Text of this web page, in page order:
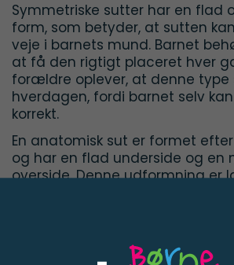
Symmetriske sutter har en flad
form, som betyder, at sutten
veje i barnets mund. Barnet
at få den rigtigt placeret hver
forældre oplever, at denne type
hverdagen, fordi barnet selv
korrekt.
En anatomisk sut er formet
og har en flad underside og en
overside. Denne udformning er
Når du vælger mellem disse